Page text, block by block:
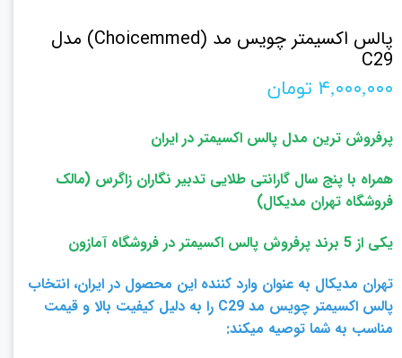
پالس اکسیمتر چویس مد (Choicemmed) مدل
C29
۴,۰۰۰,۰۰۰ تومان
پرفروش ترین مدل پالس اکسیمتر در ایران
همراه با پنج سال گارانتی طلایی تدبیر نگاران زاگرس (مالک
فروشگاه تهران مدیکال)
یکی از 5 برند پرفروش پالس اکسیمتر در فروشگاه آمازون
تهران مدیکال به عنوان وارد کننده این محصول در ایران، انتخاب
پالس اکسیمتر چویس مد C29 را به دلیل کیفیت بالا و قیمت
مناسب به شما توصیه میکند: